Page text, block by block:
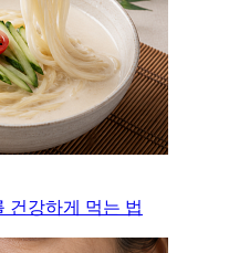
건강하게 먹는 법